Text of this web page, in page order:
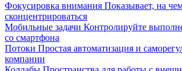
Фокусировка внимания Показывает, на
сконцентрироваться
Мобильные задачи Контролируйте
со смартфона
Потоки Простая автоматизация и
компании